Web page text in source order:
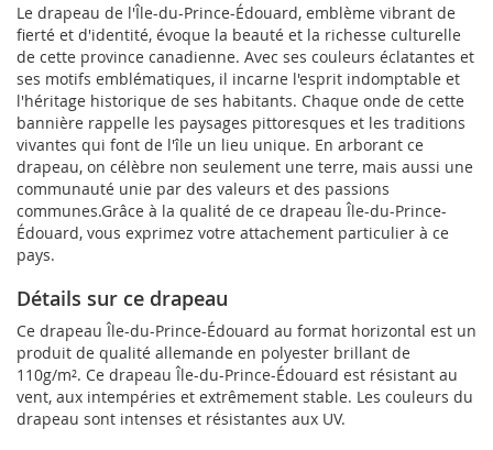
Le drapeau de l'Île-du-Prince-Édouard, emblème vibrant de
fierté et d'identité, évoque la beauté et la richesse culturelle
de cette province canadienne. Avec ses couleurs éclatantes et
ses motifs emblématiques, il incarne l'esprit indomptable et
l'héritage historique de ses habitants. Chaque onde de cette
bannière rappelle les paysages pittoresques et les traditions
vivantes qui font de l'île un lieu unique. En arborant ce
drapeau, on célèbre non seulement une terre, mais aussi une
communauté unie par des valeurs et des passions
communes.Grâce à la qualité de ce drapeau Île-du-Prince-
Édouard, vous exprimez votre attachement particulier à ce
pays.
Détails sur ce drapeau
Ce drapeau Île-du-Prince-Édouard au format horizontal est un
produit de qualité allemande en polyester brillant de
110g/m². Ce drapeau Île-du-Prince-Édouard est résistant au
vent, aux intempéries et extrêmement stable. Les couleurs du
drapeau sont intenses et résistantes aux UV.